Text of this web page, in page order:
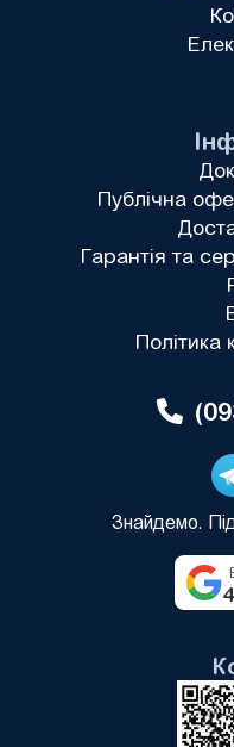
Публічна
Гарантія та
Політика
Знайдемо.